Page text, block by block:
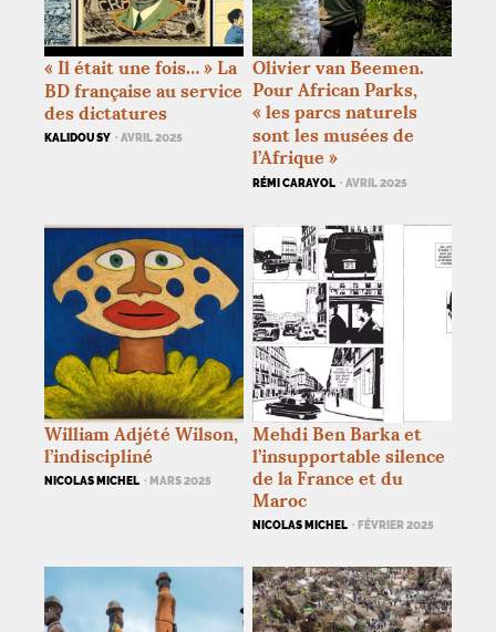
« Il était une fois… » La
BD française au service
des dictatures
KALIDOU SY · AVRIL 2025
Olivier van Beemen.
Pour African Parks,
« les parcs naturels
sont les musées de
l’Afrique »
RÉMI CARAYOL · AVRIL 2025
William Adjété Wilson,
l’indiscipliné
NICOLAS MICHEL · MARS 2025
Mehdi Ben Barka et
l’insupportable silence
de la France et du
Maroc
NICOLAS MICHEL · FÉVRIER 2025